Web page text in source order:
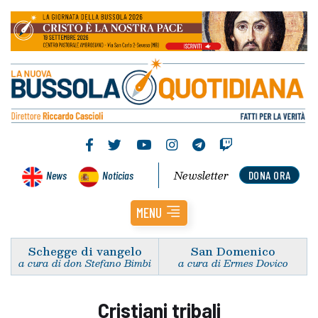
News Noticias DONA ORA
Newsletter
MENU
Schegge di vangelo
a cura di don Stefano Bimbi
San Domenico
a cura di Ermes Dovico
Cristiani tribali